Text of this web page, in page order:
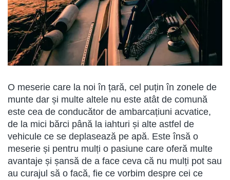
O meserie care la noi în țară, cel puțin în zonele de
munte dar și multe altele nu este atât de comună
este cea de conducător de ambarcațiuni acvatice,
de la mici bărci până la iahturi și alte astfel de
vehicule ce se deplasează pe apă. Este însă o
meserie și pentru mulți o pasiune care oferă multe
avantaje și șansă de a face ceva că nu mulți pot sau
au curajul să o facă, fie ce vorbim despre cei ce